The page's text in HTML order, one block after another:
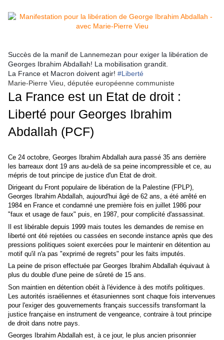
Succès de la manif de Lannemezan pour exiger la libération de
Georges Ibrahim Abdallah! La mobilisation grandit.
La France et Macron doivent agir! #Liberté
Marie-Pierre Vieu, députée européenne communiste
La France est un Etat de droit :
Liberté pour Georges Ibrahim
Abdallah (PCF)
Ce 24 octobre, Georges Ibrahim Abdallah aura passé 35 ans derrière
les barreaux dont 19 ans au-delà de sa peine incompressible et ce, au
mépris de tout principe de justice d'un Etat de droit.
Dirigeant du Front populaire de libération de la Palestine (FPLP),
Georges Ibrahim Abdallah, aujourd'hui âgé de 62 ans, a été arrêté en
1984 en France et condamné une première fois en juillet 1986 pour
"faux et usage de faux" puis, en 1987, pour complicité d'assassinat.
Il est libérable depuis 1999 mais toutes les demandes de remise en
liberté ont été rejetées ou cassées en seconde instance après que des
pressions politiques soient exercées pour le maintenir en détention au
motif qu'il n'a pas "exprimé de regrets" pour les faits imputés.
La peine de prison effectuée par Georges Ibrahim Abdallah équivaut à
plus du double d'une peine de sûreté de 15 ans.
Son maintien en détention obéit à l'évidence à des motifs politiques.
Les autorités israéliennes et étasuniennes sont chaque fois intervenues
pour l'exiger des gouvernements français successifs transformant la
justice française en instrument de vengeance, contraire à tout principe
de droit dans notre pays.
Georges Ibrahim Abdallah est, à ce jour, le plus ancien prisonnier